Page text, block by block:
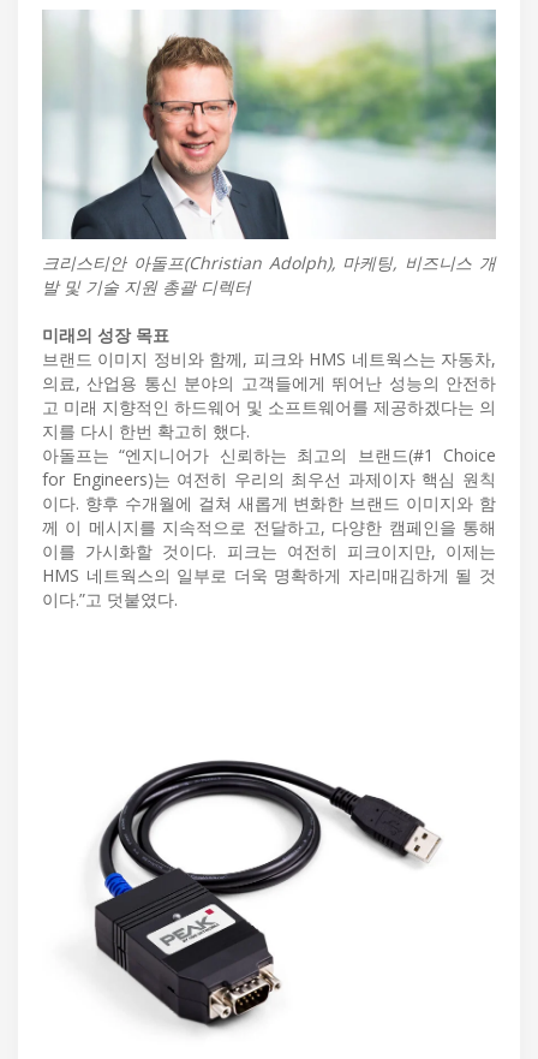
크리스티안 아돌프(Christian Adolph), 마케팅, 비즈니스 개
발 및 기술 지원 총괄 디렉터
미래의 성장 목표
브랜드 이미지 정비와 함께, 피크와 HMS 네트웍스는 자동차,
의료, 산업용 통신 분야의 고객들에게 뛰어난 성능의 안전하
고 미래 지향적인 하드웨어 및 소프트웨어를 제공하겠다는 의
지를 다시 한번 확고히 했다.
아돌프는 “엔지니어가 신뢰하는 최고의 브랜드(#1 Choice
for Engineers)는 여전히 우리의 최우선 과제이자 핵심 원칙
이다. 향후 수개월에 걸쳐 새롭게 변화한 브랜드 이미지와 함
께 이 메시지를 지속적으로 전달하고, 다양한 캠페인을 통해
이를 가시화할 것이다. 피크는 여전히 피크이지만, 이제는
HMS 네트웍스의 일부로 더욱 명확하게 자리매김하게 될 것
이다.”고 덧붙였다.